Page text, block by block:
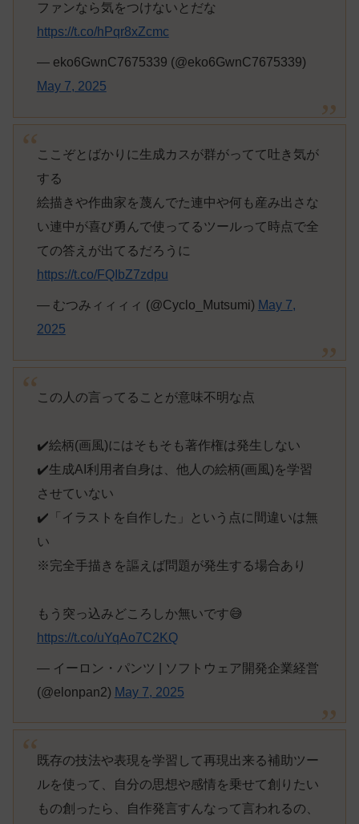
ファンなら気をつけないとだな
https://t.co/hPqr8xZcmc
— eko6GwnC7675339 (@eko6GwnC7675339)
May 7, 2025
ここぞとばかりに生成カスが群がってて吐き気が
する
絵描きや作曲家を蔑んでた連中や何も産み出さな
い連中が喜び勇んで使ってるツールって時点で全
ての答えが出てるだろうに
https://t.co/FQIbZ7zdpu
— むつみィィィィ (@Cyclo_Mutsumi) May 7,
2025
この人の言ってることが意味不明な点
✔️絵柄(画風)にはそもそも著作権は発生しない
✔️生成AI利用者自身は、他人の絵柄(画風)を学習
させていない
✔️「イラストを自作した」という点に間違いは無
い
※完全手描きを謳えば問題が発生する場合あり
もう突っ込みどころしか無いです😅
https://t.co/uYqAo7C2KQ
— イーロン・パンツ | ソフトウェア開発企業経営
(@elonpan2) May 7, 2025
既存の技法や表現を学習して再現出来る補助ツー
ルを使って、自分の思想や感情を乗せて創りたい
もの創ったら、自作発言すんなって言われるの、